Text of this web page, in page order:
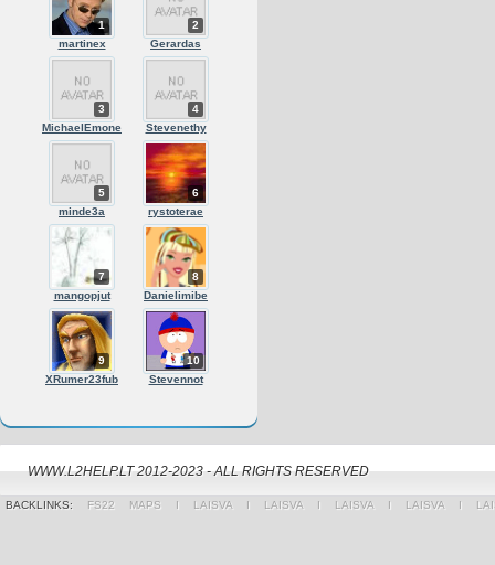
1
martinex
2
Gerardas
3
MichaelEmone
4
Stevenethy
5
minde3a
6
rystoterae
7
mangopjut
8
Danielimibe
9
XRumer23fub
10
Stevennot
WWW.L2HELP.LT 2012-2023 - ALL RIGHTS RESERVED
BACKLINKS: FS22 MAPS Ι LAISVA Ι LAISVA Ι LAISVA Ι LAISVA Ι